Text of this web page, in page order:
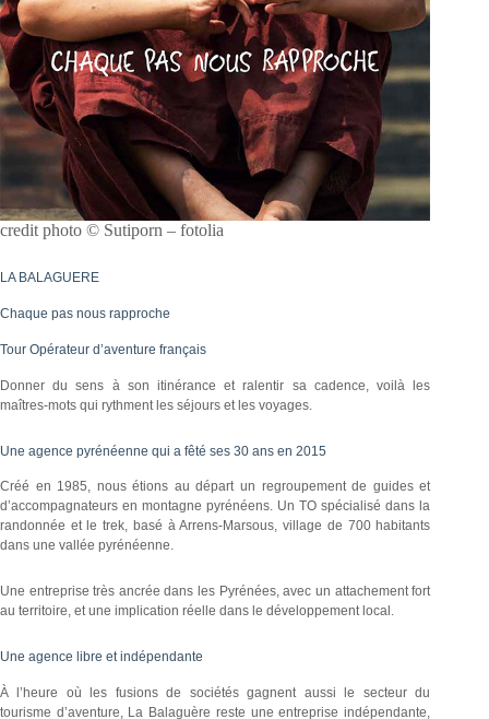
credit photo © Sutiporn – fotolia
LA BALAGUERE
Chaque pas nous rapproche
Tour Opérateur d’aventure français
Donner du sens à son itinérance et ralentir sa cadence, voilà les
maîtres-mots qui rythment les séjours et les voyages.
Une agence pyrénéenne qui a fêté ses 30 ans en 2015
Créé en 1985, nous étions au départ un regroupement de guides et
d’accompagnateurs en montagne pyrénéens. Un TO spécialisé dans la
randonnée et le trek, basé à Arrens-Marsous, village de 700 habitants
dans une vallée pyrénéenne.
Une entreprise très ancrée dans les Pyrénées, avec un attachement fort
au territoire, et une implication réelle dans le développement local.
Une agence libre et indépendante
À l’heure où les fusions de sociétés gagnent aussi le secteur du
tourisme d’aventure, La Balaguère reste une entreprise indépendante,